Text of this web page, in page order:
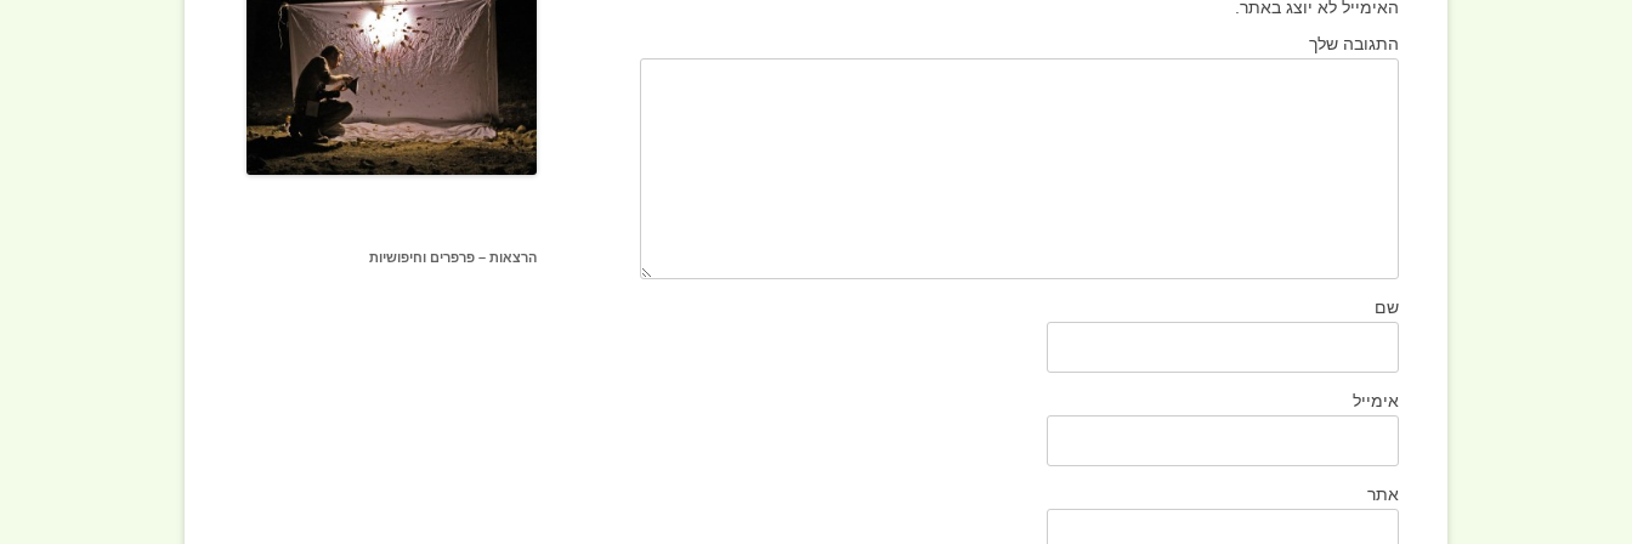
האימייל לא יוצג באתר.
התגובה שלך
שם
אימייל
אתר
הרצאות – פרפרים וחיפושיות